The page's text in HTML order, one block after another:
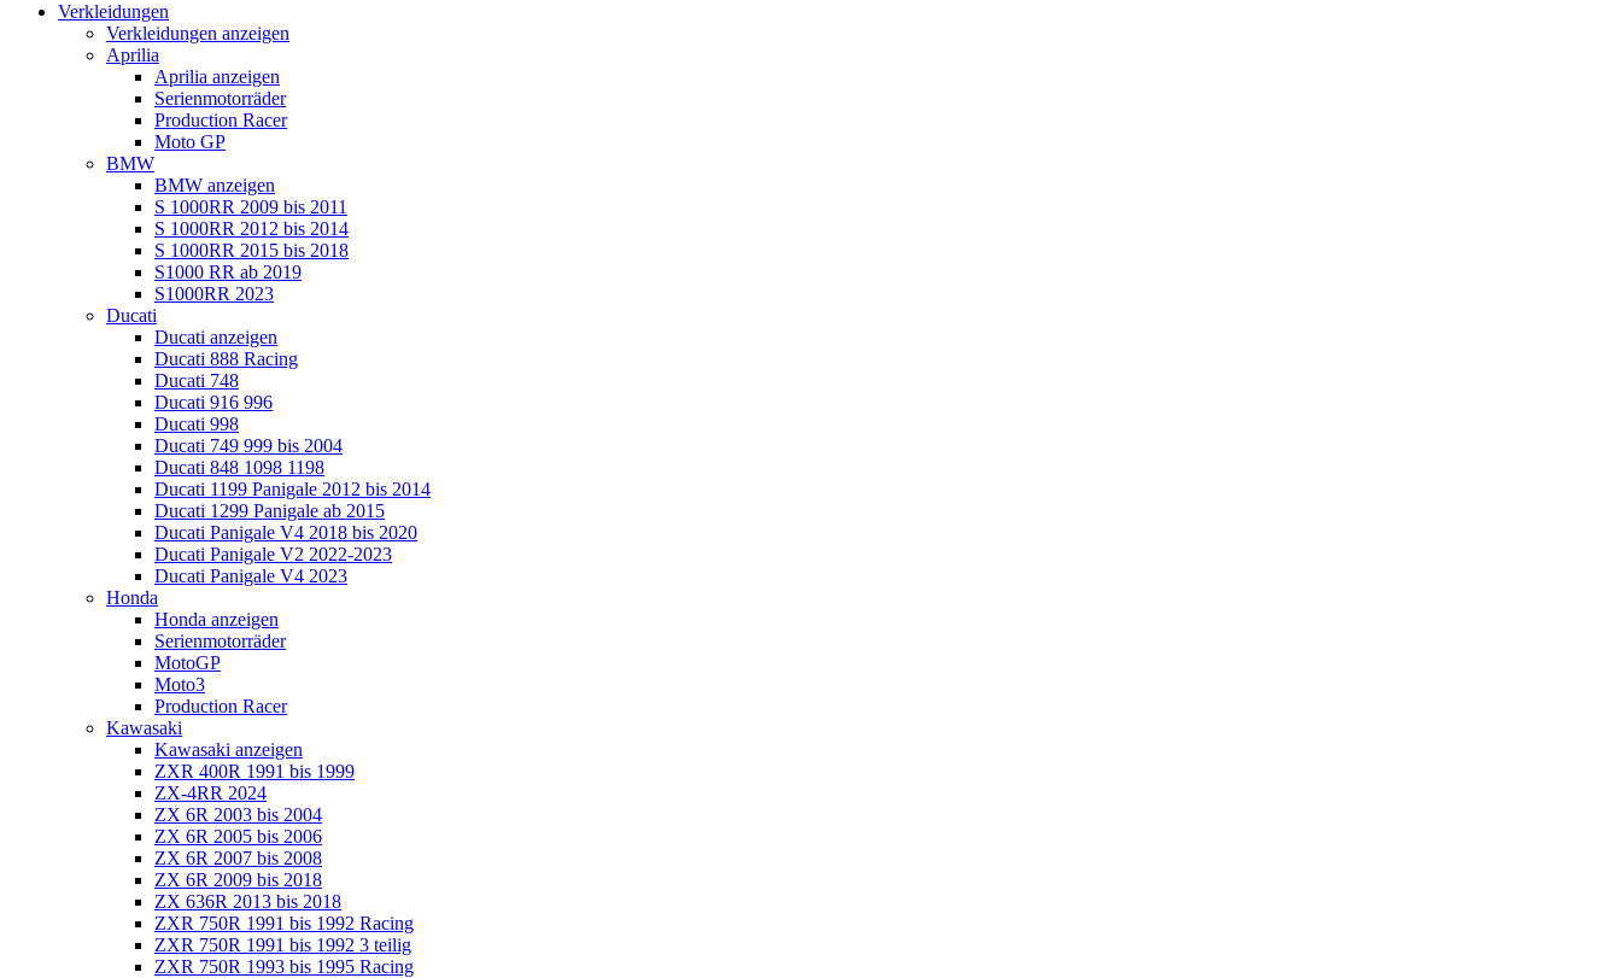
Verkleidungen
Verkleidungen anzeigen
Aprilia
Aprilia anzeigen
Serienmotorräder
Production Racer
Moto GP
BMW
BMW anzeigen
S 1000RR 2009 bis 2011
S 1000RR 2012 bis 2014
S 1000RR 2015 bis 2018
S1000 RR ab 2019
S1000RR 2023
Ducati
Ducati anzeigen
Ducati 888 Racing
Ducati 748
Ducati 916 996
Ducati 998
Ducati 749 999 bis 2004
Ducati 848 1098 1198
Ducati 1199 Panigale 2012 bis 2014
Ducati 1299 Panigale ab 2015
Ducati Panigale V4 2018 bis 2020
Ducati Panigale V2 2022-2023
Ducati Panigale V4 2023
Honda
Honda anzeigen
Serienmotorräder
MotoGP
Moto3
Production Racer
Kawasaki
Kawasaki anzeigen
ZXR 400R 1991 bis 1999
ZX-4RR 2024
ZX 6R 2003 bis 2004
ZX 6R 2005 bis 2006
ZX 6R 2007 bis 2008
ZX 6R 2009 bis 2018
ZX 636R 2013 bis 2018
ZXR 750R 1991 bis 1992 Racing
ZXR 750R 1991 bis 1992 3 teilig
ZXR 750R 1993 bis 1995 Racing